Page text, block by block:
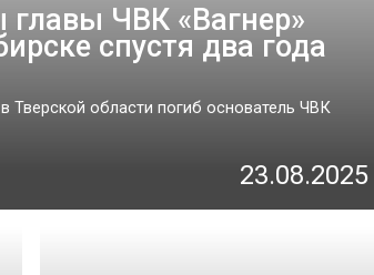
ЧВК «Вагнер»
спустя два года
Тверской области погиб основатель ЧВК
23.08.2025